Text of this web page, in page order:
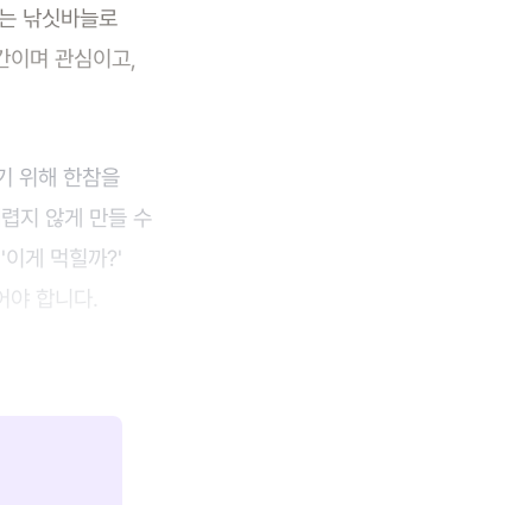
낚싯바늘로
이며 관심이고,
위해 한참을
지 않게 만들 수
게 먹힐까?'
합니다.